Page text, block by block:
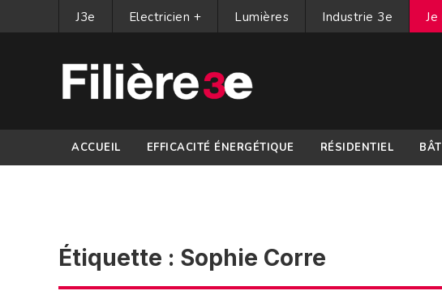
J3e Electricien + Lumières Industrie 3e Je
ACCUEIL EFFICACITÉ ÉNERGÉTIQUE RÉSIDENTIEL
Étiquette : Sophie Corre